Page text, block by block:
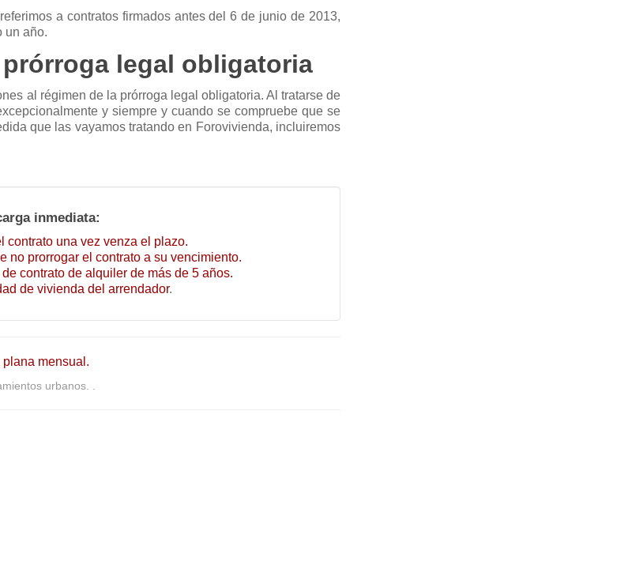
a contratos firmados antes del 6 de junio de 2013,
un año.
legal obligatoria
al régimen de la prórroga legal obligatoria. Al tratarse de
y siempre y cuando se compruebe que se
que las vayamos tratando en Forovivienda, incluiremos
inmediata:
contrato una vez venza el plazo.
no prorrogar el contrato a su vencimiento.
contrato de alquiler de más de 5 años.
de vivienda del arrendador.
mensual.
urbanos. .